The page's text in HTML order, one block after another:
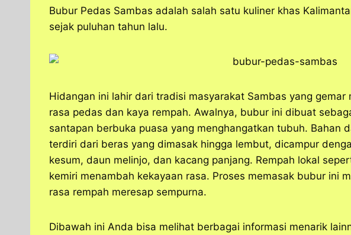
a
t
c
e
s
s
l
e
y
p
n
e
Bubur Pedas Sambas adalah salah satu kuliner khas
sejak puluhan tahun lalu.
Hidangan ini lahir dari tradisi masyarakat Sambas yang
rasa pedas dan kaya rempah. Awalnya, bubur ini dibuat
santapan berbuka puasa yang menghangatkan tubuh. Bahan
terdiri dari beras yang dimasak hingga lembut, dicampur
kesum, daun melinjo, dan kacang panjang. Rempah lokal
kemiri menambah kekayaan rasa. Proses memasak bubur ini
rasa rempah meresap sempurna.
Dibawah ini Anda bisa melihat berbagai informasi menarik